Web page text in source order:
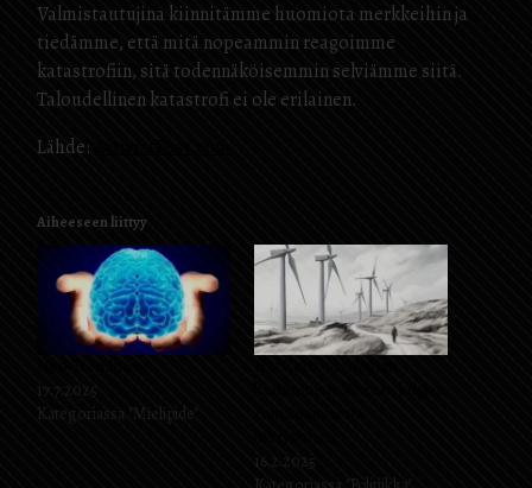
Valmistautujina kiinnitämme huomiota merkkeihin ja
tiedämme, että mitä nopeammin reagoimme
katastrofiin, sitä todennäköisemmin selviämme siitä.
Taloudellinen katastrofi ei ole erilainen.
Lähde:
Aiheeseen liittyy
17.7.2025
Kategoriassa "Mielipide"
16.2.2025